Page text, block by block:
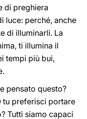
di preghiera
luce: perché, anche
di illuminarli. La
ti illumina il
tempi più bui,
pensato questo?
tu preferisci portare
Tutti siamo capaci